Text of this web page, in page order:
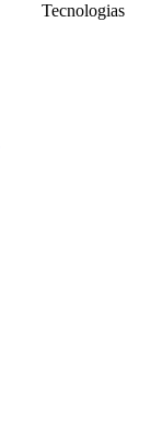
Tecnologias